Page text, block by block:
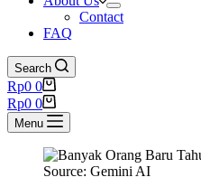
Contact
FAQ
Search
Shopping
cart
Rp0 0
Shopping
cart
Rp0 0
Menu
Source: Gemini AI